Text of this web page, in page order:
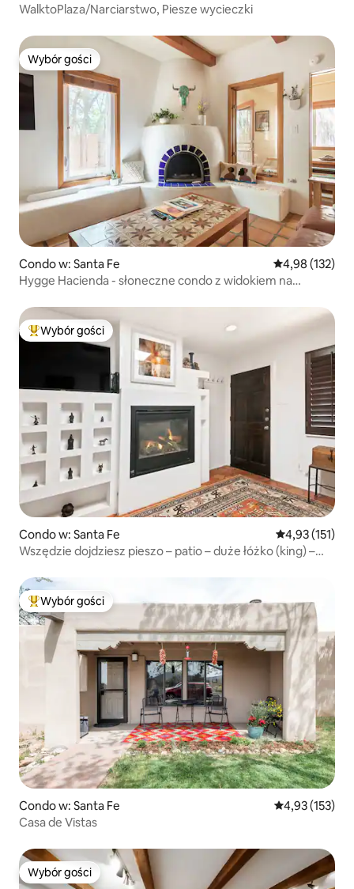
WalktoPlaza/Narciarstwo, Piesze wycieczki
Wybór gości
Wybór gości
Condo w: Santa Fe Średnia
4,98 (132)
Hygge Hacienda - słoneczne condo z widokiem na
Najpopularniejsze z kategorii Wybór gości
Wybór gości
Condo w: Santa Fe Średnia
4,93 (151)
Wszędzie dojdziesz pieszo – patio – duże łóżko (king) –
Najpopularniejsze z kategorii Wybór gości
Wybór gości
Condo w: Santa Fe Średnia
4,93 (153)
Casa de Vistas
Wybór gości
Wybór gości